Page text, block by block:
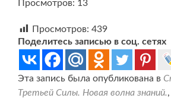
Просмотров: 13
Просмотров: 439
Поделитесь записью в соц. сетях
Эта запись была опубликована в
Третьей Силы. Новая волна знаний.,